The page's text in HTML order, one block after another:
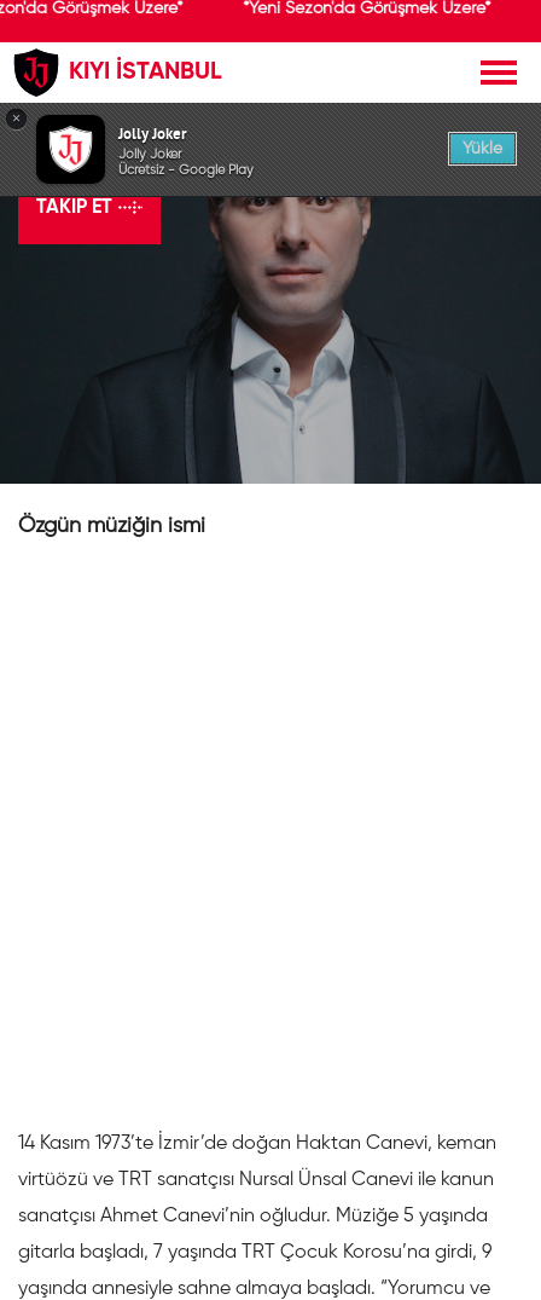
Görüşmek Üzere* *Yeni Sezon'da Görüşmek Üzere*
KIYI İSTANBUL
Haktan
TAKIP ET
Özgün müziğin ismi
14 Kasım 1973’te İzmir’de doğan Haktan Canevi, keman
virtüözü ve TRT sanatçısı Nursal Ünsal Canevi ile kanun
sanatçısı Ahmet Canevi’nin oğludur. Müziğe 5 yaşında
gitarla başladı, 7 yaşında TRT Çocuk Korosu’na girdi, 9
yaşında annesiyle sahne almaya başladı. “Yorumcu ve
×
Jolly Joker
Jolly Joker
Ücretsiz - Google Play
Yükle